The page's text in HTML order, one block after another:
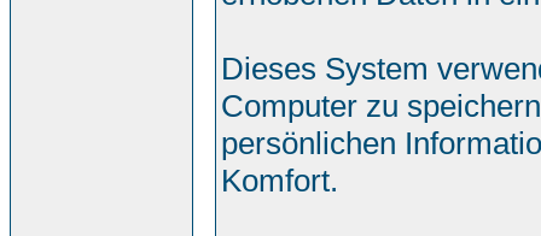
Dieses System
Computer zu
persönlichen
Komfort.